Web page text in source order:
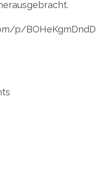
p/BOHeKgmDndD